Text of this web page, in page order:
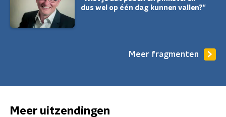
dus wel op één dag kunnen vallen?"
Meer fragmenten
Meer uitzendingen